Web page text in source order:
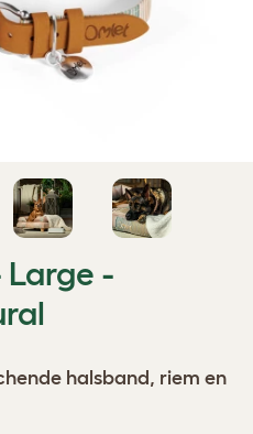
Large -
halsband, riem en